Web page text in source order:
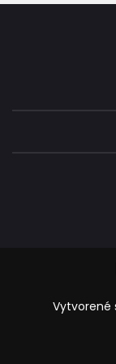
Vytvorené